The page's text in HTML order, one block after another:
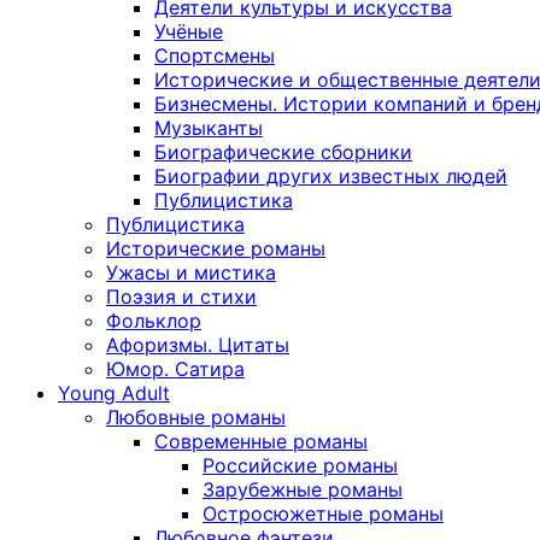
Деятели культуры и искусства
Учёные
Спортсмены
Исторические и общественные деятели
Бизнесмены. Истории компаний и
Музыканты
Биографические сборники
Биографии других известных людей
Публицистика
Публицистика
Исторические романы
Ужасы и мистика
Поэзия и стихи
Фольклор
Афоризмы. Цитаты
Юмор. Сатира
Young Adult
Любовные романы
Современные романы
Российские романы
Зарубежные романы
Остросюжетные романы